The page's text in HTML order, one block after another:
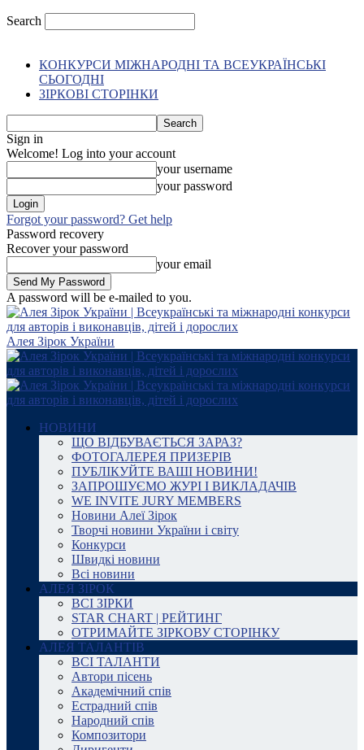
Search
КОНКУРСИ МІЖНАРОДНІ ТА ВСЕУКРАЇНСЬКІ
СЬОГОДНІ
ЗІРКОВІ СТОРІНКИ
Sign in
Welcome! Log into your account
your username
your password
Forgot your password? Get help
Password recovery
Recover your password
your email
A password will be e-mailed to you.
Алея Зірок України
НОВИНИ
ЩО ВІДБУВАЄТЬСЯ ЗАРАЗ?
ФОТОГАЛЕРЕЯ ПРИЗЕРІВ
ПУБЛІКУЙТЕ ВАШІ НОВИНИ!
ЗАПРОШУЄМО ЖУРІ І ВИКЛАДАЧІВ
WE INVITE JURY MEMBERS
Новини Алеї Зірок
Творчі новини України і світу
Конкурси
Швидкі новини
Всі новини
АЛЕЯ ЗІРОК
ВСІ ЗІРКИ
STAR CHART | РЕЙТИНГ
ОТРИМАЙТЕ ЗІРКОВУ СТОРІНКУ
АЛЕЯ ТАЛАНТІВ
ВСІ ТАЛАНТИ
Автори пісень
Академічний спів
Естрадний спів
Народний спів
Композитори